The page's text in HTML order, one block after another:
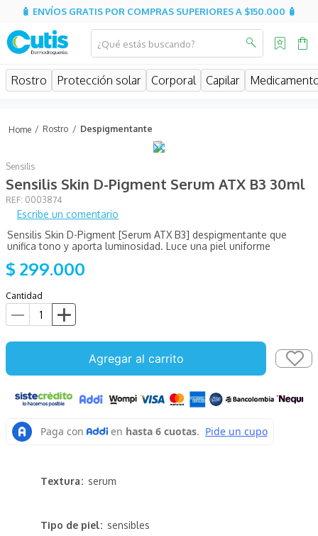
🧴 ENVÍOS GRATIS POR COMPRAS SUPERIORES A $150.000 🧴
¿Qué estás buscando?
Rostro Protección solar Corporal Capilar
Rostro Despigmentante
Sensilis
Sensilis Skin D-Pigment Serum ATX B3 30ml
: 0003874
Escribe un comentario
Sensilis Skin D-Pigment [Serum ATX B3] despigmentante que
unifica tono y aporta luminosidad. Luce una piel uniforme
$ 299.000
Cantidad
Agregar al carrito
Tipo de piel sensibles
Textura serum
MÁS BUSCADOS
posay